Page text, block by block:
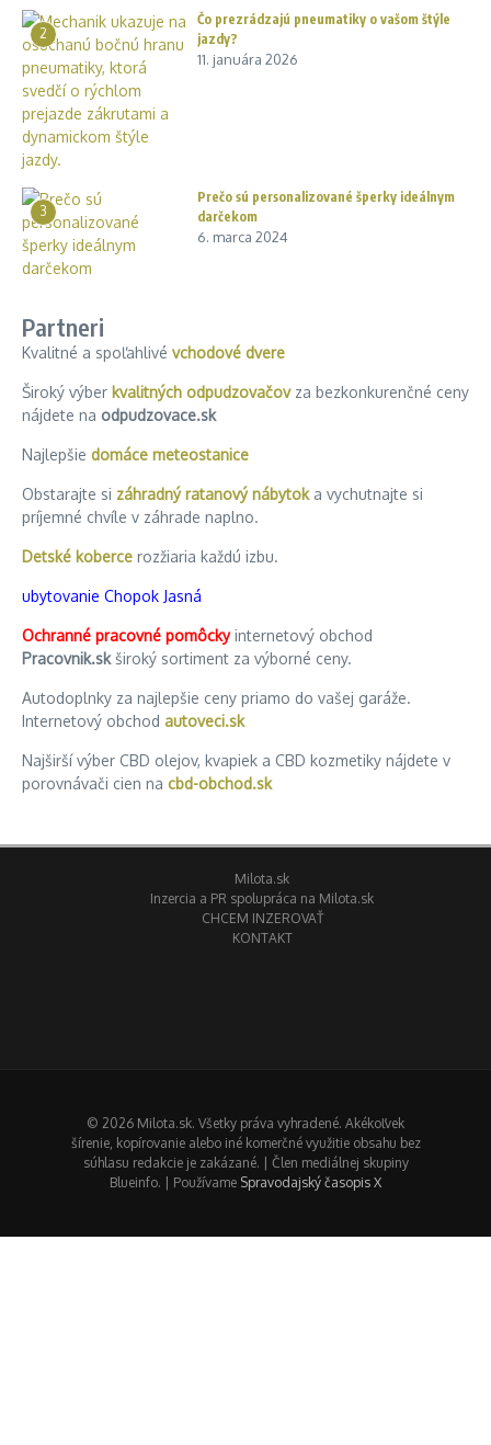
2
Čo prezrádzajú pneumatiky o vašom štýle
jazdy?
11. januára 2026
3
Prečo sú personalizované šperky ideálnym
darčekom
6. marca 2024
Partneri
Kvalitné a spoľahlivé vchodové dvere
Široký výber kvalitných odpudzovačovza bezkonkurenčné ceny
nájdete na odpudzovace.sk
Najlepšie domáce meteostanice
Obstarajte si záhradný ratanový nábytoka vychutnajte si
príjemné chvíle v záhrade naplno.
Detské koberce rozžiaria každú izbu.
ubytovanie Chopok Jasná
Ochranné pracovné pomôckyinternetový obchod
Pracovnik.skširoký sortiment za výborné ceny.
Autodoplnky za najlepšie ceny priamo do vašej garáže.
Internetový obchod autoveci.sk
Najširší výber CBD olejov, kvapiek a CBD kozmetiky nájdete v
porovnávači cien na cbd-obchod.sk
Milota.sk
Inzercia a PR spolupráca na Milota.sk
CHCEM INZEROVAŤ
KONTAKT
© 2026 Milota.sk. Všetky práva vyhradené. Akékoľvek
šírenie, kopírovanie alebo iné komerčné využitie obsahu bez
súhlasu redakcie je zakázané. | Člen mediálnej skupiny
Blueinfo. | Používame Spravodajský časopis X